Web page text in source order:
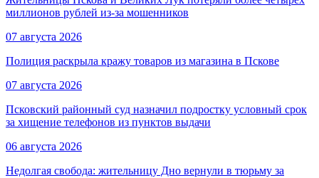
миллионов рублей из-за мошенников
07 августа 2026
Полиция раскрыла кражу товаров из магазина в Пскове
07 августа 2026
Псковский районный суд назначил подростку условный срок
за хищение телефонов из пунктов выдачи
06 августа 2026
Недолгая свобода: жительницу Дно вернули в тюрьму за